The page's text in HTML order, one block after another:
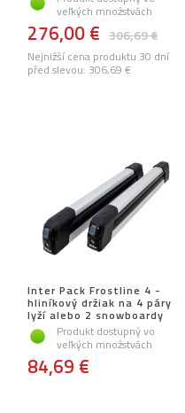
veľkých množstvách
306,69 €
276,00 €
Nejnižší cena produktu 30 dní
před slevou: 306,69 €
Inter Pack Frostline 4 -
hliníkový držiak na 4 páry
lyží alebo 2 snowboardy
Produkt dostupný vo
veľkých množstvách
84,69 €